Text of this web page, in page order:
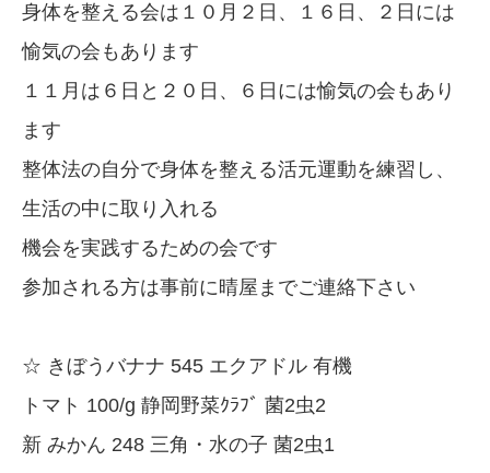
身体を整える会は１０月２日、１６日、２日には
愉気の会もあります
１１月は６日と２０日、６日には愉気の会もあり
ます
整体法の自分で身体を整える活元運動を練習し、
生活の中に取り入れる
機会を実践するための会です
参加される方は事前に晴屋までご連絡下さい
☆ きぼうバナナ 545 エクアドル 有機
トマト 100/g 静岡野菜ｸﾗﾌﾞ 菌2虫2
新 みかん 248 三角・水の子 菌2虫1